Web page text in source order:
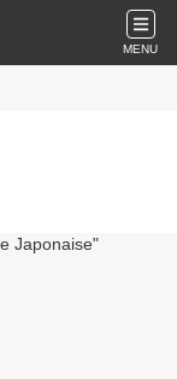
MENU